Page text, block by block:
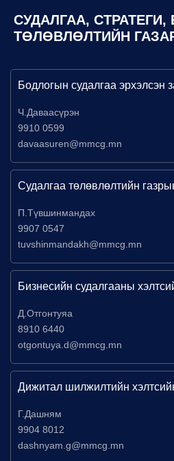
СУДАЛГАА,
ТӨЛӨВЛӨЛТИЙН
Бодлогын судалгаа эрхэлсэн
Ч.Даваасүрэн
9910 0599
davaasuren@mmcg.mn
Судалгаа төлөвлөлтийн
П.Түвшинмандах
9907 0547
tuvshinmandakh@mmcg.mn
Бизнесийн судалгааны
Д.Отгонтуяа
8910 6440
otgontuya.d@mmcg.mn
Дижитал шилжилтийн
Г.Дашням
9904 8012
dashnyam.g@mmcg.mn